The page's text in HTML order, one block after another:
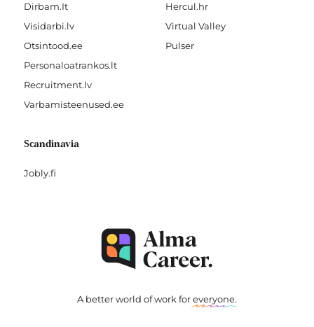
Dirbam.It
Visidarbi.lv
Otsintood.ee
Personaloatrankos.lt
Recruitment.lv
Varbamisteenused.ee
Hercul.hr
Virtual Valley
Pulser
Scandinavia
Jobly.fi
A better world of work foreveryone.